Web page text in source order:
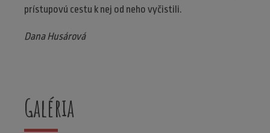
prístupovú cestu k nej od neho vyčistili.
Dana Husárová
Galéria